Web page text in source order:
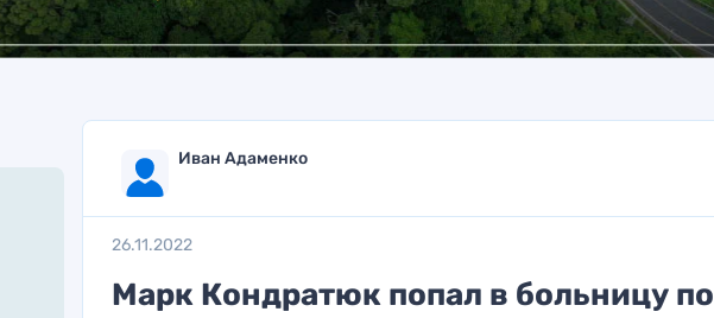
Иван Адаменко
26.11.2022
Марк Кондратюк попал в больницу